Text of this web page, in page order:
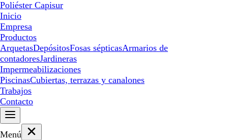
Poliéster Capisur
Inicio
Empresa
Productos
ArquetasDepósitosFosas sépticasArmarios de
contadoresJardineras
Impermeabilizaciones
PiscinasCubiertas, terrazas y canalones
Trabajos
Contacto
Menú